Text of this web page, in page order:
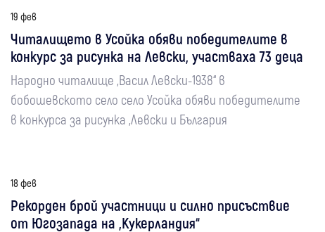
19 фев
Читалището в Усойка обяви победителите в
конкурс за рисунка на Левски, участваха 73 деца
Народно читалище „Васил Левски-1938“ в
бобошевското село село Усойка обяви победителите
в конкурса за рисунка „Левски и България
18 фев
Рекорден брой участници и силно присъствие
от Югозапада на „Кукерландия“